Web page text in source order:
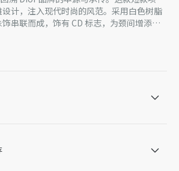
计，注入现代时尚的风范。采用白色树脂
串联而成，饰有 CD 标志，为颈间增添精
萄牙制造 *该款产品在多个国家生产，您
际外观不一致，以产品实物为准。如有相